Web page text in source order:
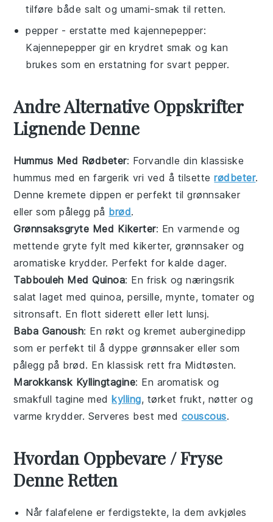
tilføre både salt og umami-smak til retten.
pepper - erstatte medkajennepepper:
Kajennepepper gir en krydret smak og kan
brukes som en erstatning for svart pepper.
Andre Alternative Oppskrifter
Lignende Denne
Hummus Med Rødbeter: Forvandle din klassiske
hummus med en fargerik vri ved å tilsetterødbeter.
Denne kremete dippen er perfekt tilgrønnsaker
eller som pålegg på brød.
Grønnsaksgryte Med Kikerter: En varmende og
mettende gryte fylt medkikerter,grønnsaker og
aromatiske krydder. Perfekt for kalde dager.
Tabbouleh Med Quinoa: En frisk og næringsrik
salat laget med quinoa, persille, mynte, tomater og
sitronsaft. En flott siderett eller lett lunsj.
Baba Ganoush: En røkt og kremetauberginedipp
som er perfekt til å dyppe grønnsaker eller som
pålegg på brød. En klassisk rett fra Midtøsten.
Marokkansk Kyllingtagine: En aromatisk og
smakfull tagine medkylling, tørket frukt, nøtter og
varme krydder. Serveres best med couscous.
Hvordan Oppbevare / Fryse
Denne Retten
Nårfalafelene er ferdigstekte, la dem avkjøles